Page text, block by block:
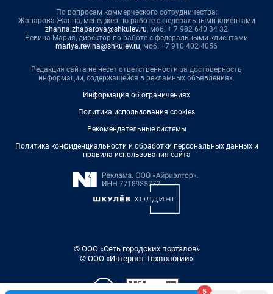
5
По вопросам коммерческого сотрудничества:
Жапарова Жанна, менеджер по работе с федеральными клиентами
zhanna.zhaparova@shkulev.ru, моб. + 7 982 640 34 32
Ревина Мария, директор по работе с федеральными клиентами
mariya.revina@shkulev.ru, моб. +7 910 402 4056
Редакция сайта не несет ответственности за достоверность
информации, содержащейся в рекламных объявлениях.
Информация об ограничениях
Политика использования cookies
Рекомендательные системы
Политика конфиденциальности и обработки персональных данных и
правила использования сайта
© ООО «Сеть городских порталов»
© ООО «Интернет Технологии»